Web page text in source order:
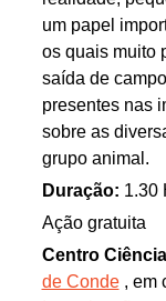
um papel
os quais muito
saída de
presentes nas
sobre as
grupo animal.
Duração: 1.30
Ação gratuita
Centro
de Conde, em